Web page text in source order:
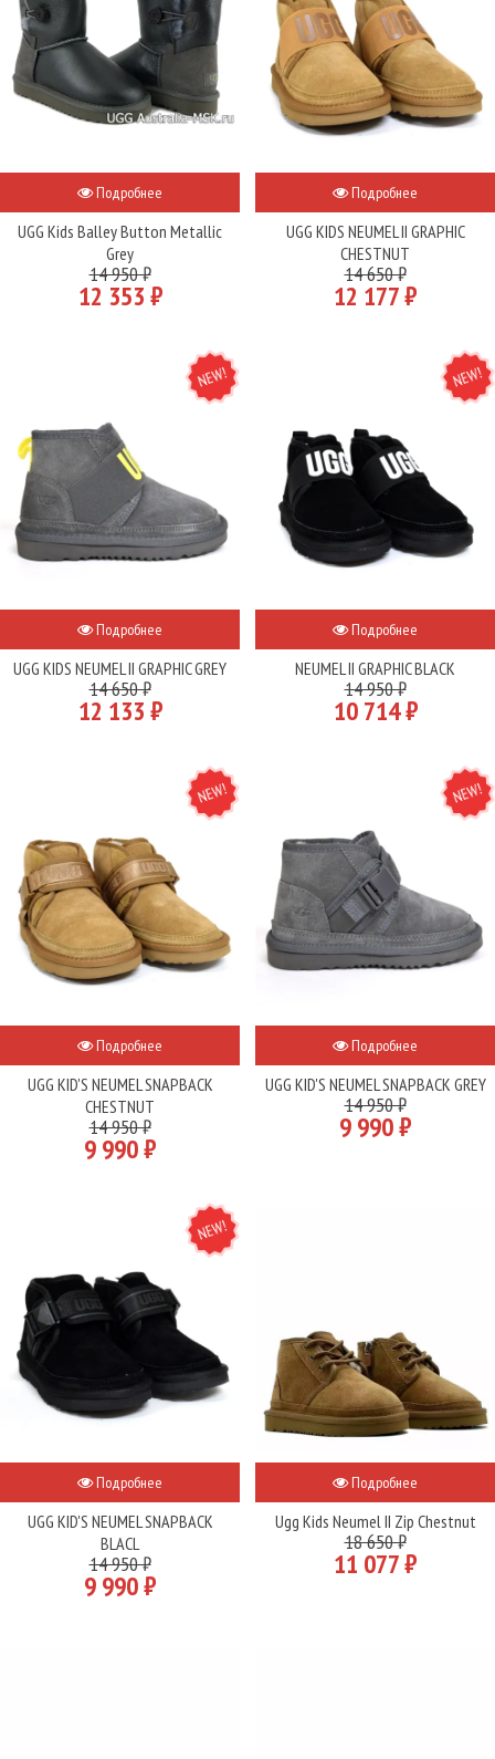
Подробнее
UGG Kids Balley Button Metallic
Grey
14 950 ₽
12 353 ₽
Подробнее
UGG KIDS NEUMEL II GRAPHIC
CHESTNUT
14 650 ₽
12 177 ₽
NEW
Подробнее
UGG KIDS NEUMEL II GRAPHIC GREY
14 650 ₽
12 133 ₽
NEW
Подробнее
NEUMEL II GRAPHIC BLACK
14 950 ₽
10 714 ₽
NEW
Подробнее
UGG KID'S NEUMEL SNAPBACK
CHESTNUT
14 950 ₽
9 990 ₽
NEW
Подробнее
UGG KID'S NEUMEL SNAPBACK GREY
14 950 ₽
9 990 ₽
NEW
Подробнее
UGG KID'S NEUMEL SNAPBACK
BLACL
14 950 ₽
9 990 ₽
Подробнее
Ugg Kids Neumel II Zip Chestnut
18 650 ₽
11 077 ₽